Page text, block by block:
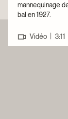
mannequinage
bal en 1927.
Vidéo 3:11